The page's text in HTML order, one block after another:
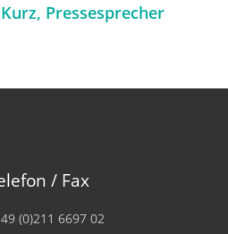
Pressesprecher
/ Fax
(0)211 6697 02